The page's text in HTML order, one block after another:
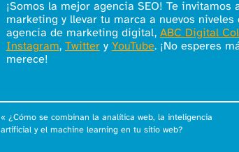
¡Somos la mejor agencia SEO! Te
marketing y llevar tu marca a nuevos
agencia de marketing digital, ABC Digital
Instagram, Twittery YouTube. ¡No esperes
merece!
« ¿Cómo se combinan la analítica web, la inteligencia
artificial y el machine learning en tu sitio web?